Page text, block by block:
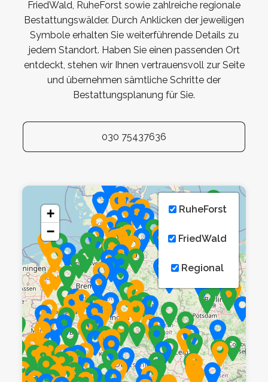
FriedWald, RuheForst sowie zahlreiche regionale
Bestattungswälder. Durch Anklicken der jeweiligen
Symbole erhalten Sie weiterführende Details zu
jedem Standort. Haben Sie einen passenden Ort
entdeckt, stehen wir Ihnen vertrauensvoll zur Seite
und übernehmen sämtliche Schritte der
Bestattungsplanung für Sie.
030 75437636
+
−
RuheForst
FriedWald
Regional